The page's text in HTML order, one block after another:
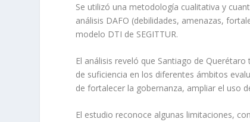
Se utilizó una metodología cualitativa y
análisis DAFO (debilidades, amenazas,
modelo DTI de SEGITTUR.
El análisis reveló que Santiago de
de suficiencia en los diferentes ámbitos
de fortalecer la gobernanza, ampliar el uso
El estudio reconoce algunas limitaciones,